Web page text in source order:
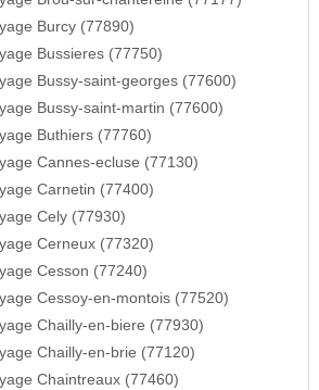
Burcy (77890)
Bussieres (77750)
Bussy-saint-georges (77600)
Bussy-saint-martin (77600)
Buthiers (77760)
Cannes-ecluse (77130)
Carnetin (77400)
Cely (77930)
Cerneux (77320)
Cesson (77240)
Cessoy-en-montois (77520)
Chailly-en-biere (77930)
Chailly-en-brie (77120)
Chaintreaux (77460)